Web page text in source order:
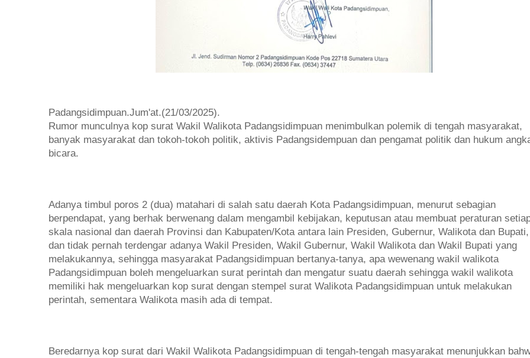
Padangsidimpuan.Jum'at.(21/03/2025).
Rumor munculnya kop surat Wakil Walikota Padangsidimpuan menimbulkan polemik di tengah masyarakat,
banyak masyarakat dan tokoh-tokoh politik, aktivis Padangsidempuan dan pengamat politik dan hukum
bicara.
Adanya timbul poros 2 (dua) matahari di salah satu daerah Kota Padangsidimpuan, menurut sebagian
berpendapat, yang berhak berwenang dalam mengambil kebijakan, keputusan atau membuat peraturan
skala nasional dan daerah Provinsi dan Kabupaten/Kota antara lain Presiden, Gubernur, Walikota dan Bupati,
dan tidak pernah terdengar adanya Wakil Presiden, Wakil Gubernur, Wakil Walikota dan Wakil Bupati yang
melakukannya, sehingga masyarakat Padangsidimpuan bertanya-tanya, apa wewenang wakil walikota
Padangsidimpuan boleh mengeluarkan surat perintah dan mengatur suatu daerah sehingga wakil walikota
memiliki hak mengeluarkan kop surat dengan stempel surat Walikota Padangsidimpuan untuk melakukan
perintah, sementara Walikota masih ada di tempat.
Beredarnya kop surat dari Wakil Walikota Padangsidimpuan di tengah-tengah masyarakat menunjukkan